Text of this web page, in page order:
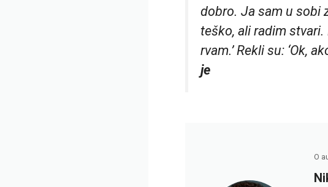
dobro. Ja sam u sobi
teško, ali radim stvari.
rvam.’ Rekli su: ‘Ok,
je
O